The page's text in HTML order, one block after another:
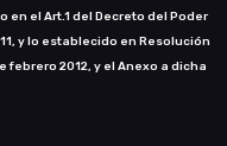
el Art.1 del Decreto del Poder
y lo establecido en Resolución
febrero 2012, y el Anexo a dicha